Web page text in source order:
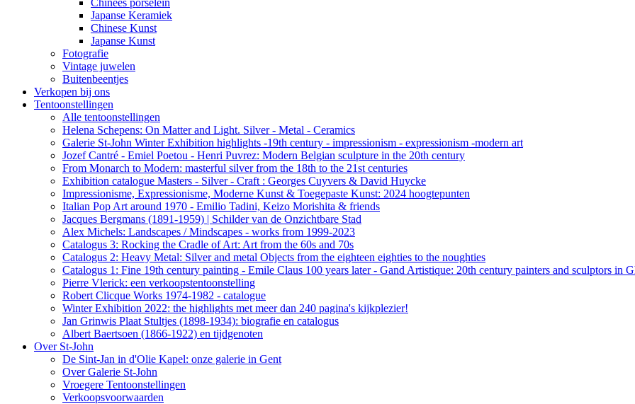
Chinees porselein
Japanse Keramiek
Chinese Kunst
Japanse Kunst
Fotografie
Vintage juwelen
Buitenbeentjes
Verkopen bij ons
Tentoonstellingen
Alle tentoonstellingen
Helena Schepens: On Matter and Light. Silver - Metal - Ceramics
Galerie St-John Winter Exhibition highlights -19th century - impressionism - expressionism -modern art
Jozef Cantré - Emiel Poetou - Henri Puvrez: Modern Belgian sculpture in the 20th century
From Monarch to Modern: masterful silver from the 18th to the 21st centuries
Exhibition catalogue Masters - Silver - Craft : Georges Cuyvers & David Huycke
Impressionisme, Expressionisme, Moderne Kunst & Toegepaste Kunst: 2024 hoogtepunten
Italian Pop Art around 1970 - Emilio Tadini, Keizo Morishita & friends
Jacques Bergmans (1891-1959) | Schilder van de Onzichtbare Stad
Alex Michels: Landscapes / Mindscapes - works from 1999-2023
Catalogus 3: Rocking the Cradle of Art: Art from the 60s and 70s
Catalogus 2: Heavy Metal: Silver and metal Objects from the eighteen eighties to the noughties
Catalogus 1: Fine 19th century painting - Emile Claus 100 years later - Gand Artistique: 20th century painters and sculptors in
Pierre Vlerick: een verkoopstentoonstelling
Robert Clicque Works 1974-1982 - catalogue
Winter Exhibition 2022: the highlights met meer dan 240 pagina's kijkplezier!
Jan Grinwis Plaat Stultjes (1898-1934): biografie en catalogus
Albert Baertsoen (1866-1922) en tijdgenoten
Over St-John
De Sint-Jan in d'Olie Kapel: onze galerie in Gent
Over Galerie St-John
Vroegere Tentoonstellingen
Verkoopsvoorwaarden